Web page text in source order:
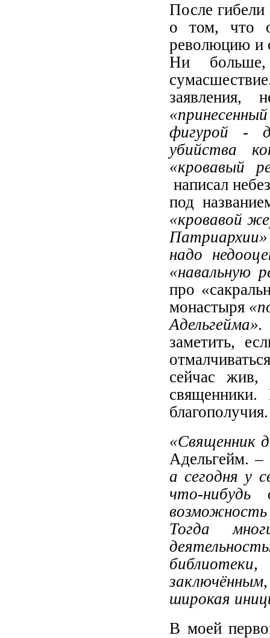
После гибели
о том, что
революцию и
Ни
заявления,
фигурой -
убийства
«кровавый
написал
под
«кровавой
надо
«навальную
про
монастыря
Адельгейма».
заметить,
сейчас жив,
благополучия.
«Священник
Адельгейм. –
а сегодня у
что-
Тогда
широкая
В моей